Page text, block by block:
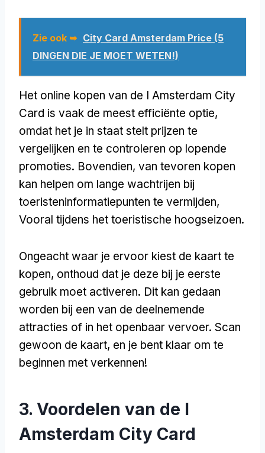
Zie ook ➥ City Card Amsterdam Price (5
DINGEN DIE JE MOET WETEN!)
Het online kopen van de I Amsterdam City
Card is vaak de meest efficiënte optie,
omdat het je in staat stelt prijzen te
vergelijken en te controleren op lopende
promoties. Bovendien, van tevoren kopen
kan helpen om lange wachtrijen bij
toeristeninformatiepunten te vermijden,
Vooral tijdens het toeristische hoogseizoen.
Ongeacht waar je ervoor kiest de kaart te
kopen, onthoud dat je deze bij je eerste
gebruik moet activeren. Dit kan gedaan
worden bij een van de deelnemende
attracties of in het openbaar vervoer. Scan
gewoon de kaart, en je bent klaar om te
beginnen met verkennen!
3. Voordelen van de I
Amsterdam City Card